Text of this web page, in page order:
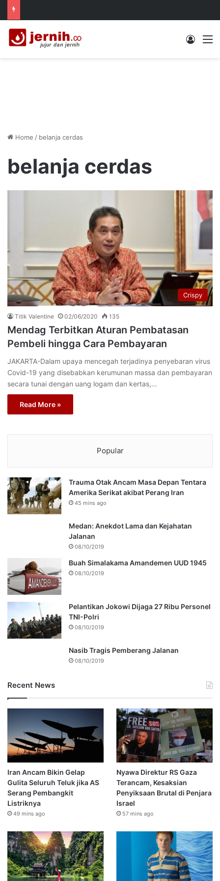
Log In
Home / belanja cerdas
belanja cerdas
Crispy
Titik Valentine 02/06/2020 135
Mendag Terbitkan Aturan Pembatasan
Pembeli hingga Cara Pembayaran
JAKARTA-Dalam upaya mencegah terjadinya penyebaran virus
Covid-19 yang disebabkan kerumunan massa dan pembayaran
secara tunai dengan uang logam dan kertas,…
Read More »
Popular
Trauma Otak Ancam Masa Depan Tentara
Amerika Serikat akibat Perang Iran
45 mins ago
Medan: Anekdot Lama dan Kejahatan
Jalanan
08/10/2019
Buah Simalakama Amandemen UUD 1945
08/10/2019
Pelantikan Jokowi Dijaga 27 Ribu Personel
TNI-Polri
08/10/2019
Nasib Tragis Pemberang Jalanan
08/10/2019
Recent News
Iran Ancam Bikin Gelap
Gulita Seluruh Teluk jika AS
Serang Pembangkit
Listriknya
49 mins ago
Nyawa Direktur RS Gaza
Terancam, Kesaksian
Penyiksaan Brutal di Penjara
Israel
57 mins ago